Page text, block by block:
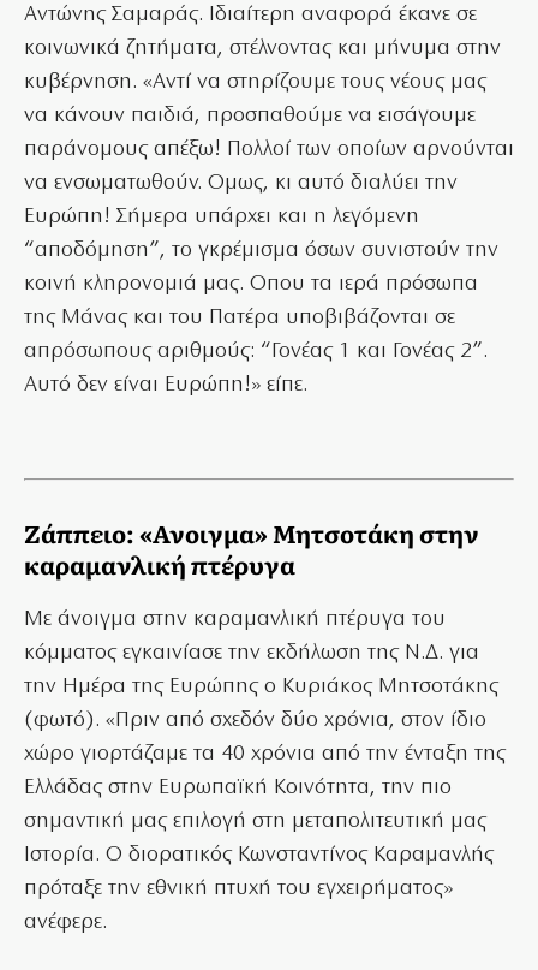
Αντώνης Σαμαράς. Ιδιαίτερη αναφορά έκανε σε
κοινωνικά ζητήματα, στέλνοντας και μήνυμα στην
κυβέρνηση. «Αντί να στηρίζουμε τους νέους μας
να κάνουν παιδιά, προσπαθούμε να εισάγουμε
παράνομους απέξω! Πολλοί των οποίων αρνούνται
να ενσωματωθούν. Ομως, κι αυτό διαλύει την
Ευρώπη! Σήμερα υπάρχει και η λεγόμενη
“αποδόμηση”, το γκρέμισμα όσων συνιστούν την
κοινή κληρονομιά μας. Οπου τα ιερά πρόσωπα
της Μάνας και του Πατέρα υποβιβάζονται σε
απρόσωπους αριθμούς: “Γονέας 1 και Γονέας 2”.
Αυτό δεν είναι Ευρώπη!» είπε.
Ζάππειο: «Ανοιγμα» Μητσοτάκη στην
καραμανλική πτέρυγα
Με άνοιγμα στην καραμανλική πτέρυγα του
κόμματος εγκαινίασε την εκδήλωση της Ν.Δ. για
την Ημέρα της Ευρώπης ο Κυριάκος Μητσοτάκης
(φωτό). «Πριν από σχεδόν δύο χρόνια, στον ίδιο
χώρο γιορτάζαμε τα 40 χρόνια από την ένταξη της
Ελλάδας στην Ευρωπαϊκή Κοινότητα, την πιο
σημαντική μας επιλογή στη μεταπολιτευτική μας
Ιστορία. Ο διορατικός Κωνσταντίνος Καραμανλής
πρόταξε την εθνική πτυχή του εγχειρήματος»
ανέφερε.